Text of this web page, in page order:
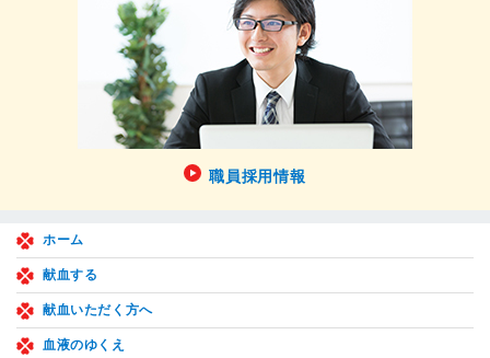
職員採用情報
ホーム
献血する
献血いただく方へ
血液のゆくえ